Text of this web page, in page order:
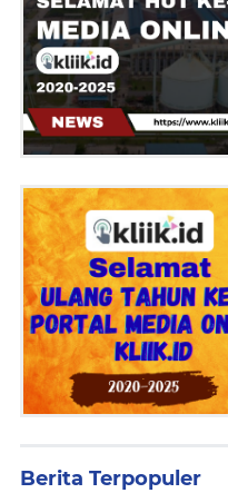
Berita Terpopuler